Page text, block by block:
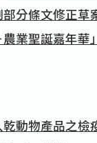
部分條文修正草
農業聖誕嘉年華
乾動物產品之檢